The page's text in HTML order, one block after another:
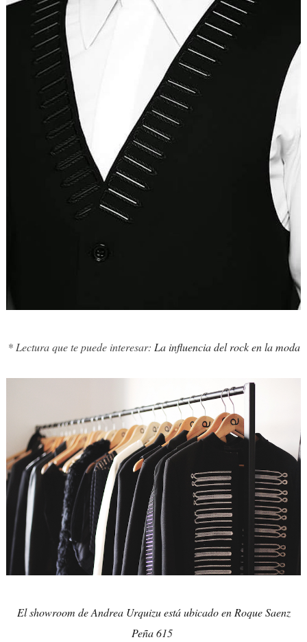
* Lectura que te puede interesar: La influencia del rock en la moda
El showroom de Andrea Urquizu está ubicado en Roque Saenz
Peña 615